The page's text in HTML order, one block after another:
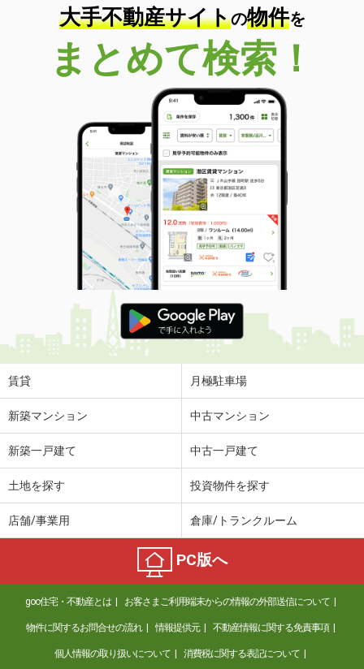
大手不動産サイトの物件を
まとめて検索！
賃貸 月極駐車場
新築マンション 中古マンション
新築一戸建て 中古一戸建て
土地を探す 投資物件を探す
店舗/事業用 倉庫/トランクルーム
PC版へ
goo住宅・不動産とは お客さまご利用端末からの情報の外部送信について
物件に関するお問合せの流れ 情報提供元 不動産情報に関する免責事項
個人情報の取り扱いについて 消費税に関する表記について